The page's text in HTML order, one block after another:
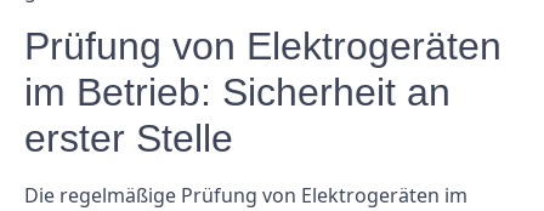
Prüfung von Elektrogeräten
im Betrieb: Sicherheit an
erster Stelle
Die regelmäßige Prüfung von Elektrogeräten im